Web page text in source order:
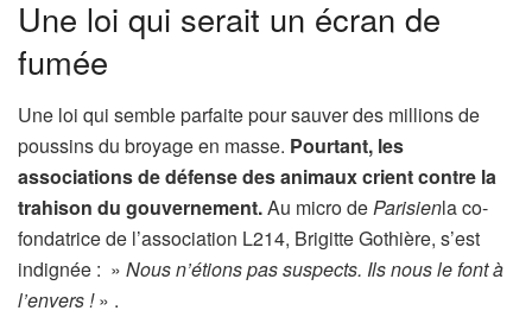
Une loi qui serait un écran de
fumée
Une loi qui semble parfaite pour sauver des millions de
poussins du broyage en masse. Pourtant, les
associations de défense des animaux crient contre la
trahison du gouvernement.Au micro deParisienla co-
fondatrice de l’association L214, Brigitte Gothière, s’est
indignée : » Nous n’étions pas suspects. Ils nous le font à
l’envers !» .